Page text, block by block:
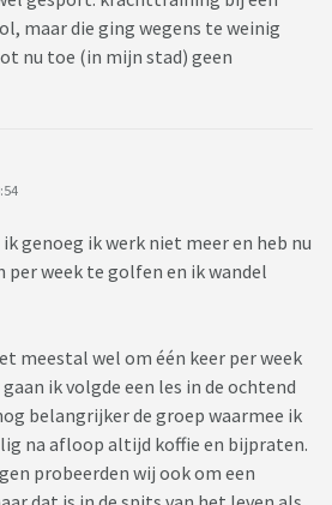
maar die ging wegens te weinig
nu toe (in mijn stad) geen
genoeg ik werk niet meer en heb nu
per week te golfen en ik wandel
meestal wel om één keer per week
ik volgde een les in de ochtend
belangrijker de groep waarmee ik
na afloop altijd koffie en bijpraten.
probeerden wij ook om een